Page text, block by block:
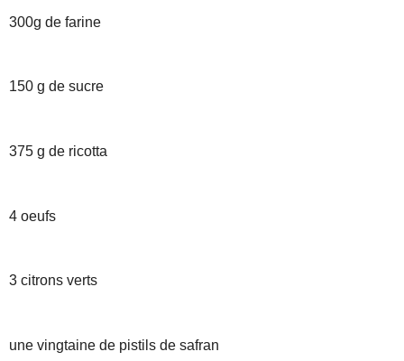
300g de farine
150 g de sucre
375 g de ricotta
4 oeufs
3 citrons verts
une vingtaine de pistils de safran